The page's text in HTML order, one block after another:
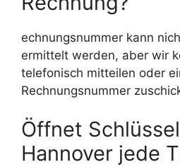
echnungsnummer kann
ermittelt werden, aber wir
telefonisch mitteilen oder
Rechnungsnummer
Öffnet
Hannover jede